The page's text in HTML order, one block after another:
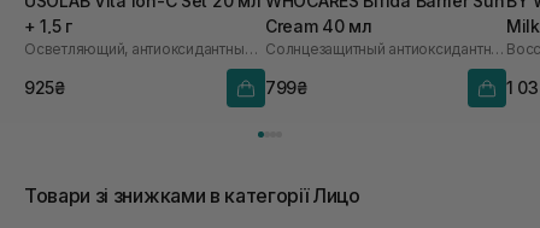
+ 1,5 г
Осветляющий, антиоксидантный и омолаживающий набор
925₴
Cream 40 мл
Солнцезащитный антиоксидантный крем
799₴ 1
Товари зі знижками в категорії Лицо